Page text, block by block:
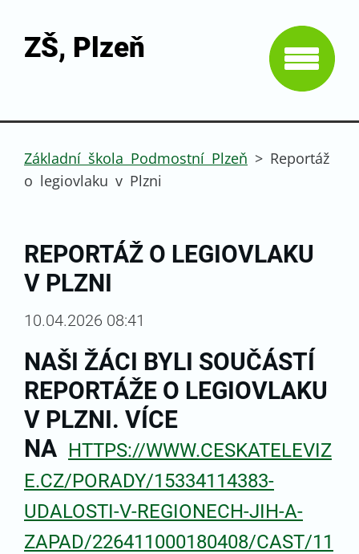
ZŠ, Plzeň
Základní škola Podmostní Plzeň > Reportáž
o legiovlaku v Plzni
REPORTÁŽ O LEGIOVLAKU
V PLZNI
10.04.2026 08:41
NAŠI ŽÁCI BYLI SOUČÁSTÍ
REPORTÁŽE O LEGIOVLAKU
V PLZNI. VÍCE
NA HTTPS://WWW.CESKATELEVIZ
E.CZ/PORADY/15334114383-
UDALOSTI-V-REGIONECH-JIH-A-
ZAPAD/226411000180408/CAST/11